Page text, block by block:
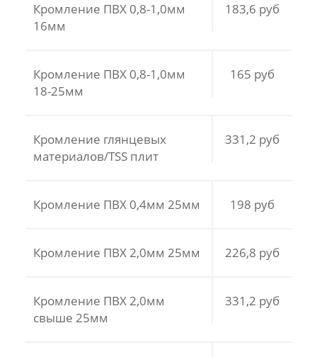
Кромление ПВХ 0,8-1,0мм
16мм
183,6 руб
Кромление ПВХ 0,8-1,0мм
18-25мм
165 руб
Кромление глянцевых
материалов/TSS плит
331,2 руб
Кромление ПВХ 0,4мм 25мм 198 руб
Кромление ПВХ 2,0мм 25мм 226,8 руб
Кромление ПВХ 2,0мм
свыше 25мм
331,2 руб